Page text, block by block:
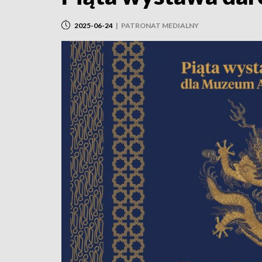
2025-06-24 | PATRONAT MEDIALNY